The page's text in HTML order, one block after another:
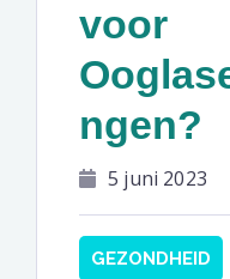
voor
ngen?
5 juni 2023
GEZONDHEID